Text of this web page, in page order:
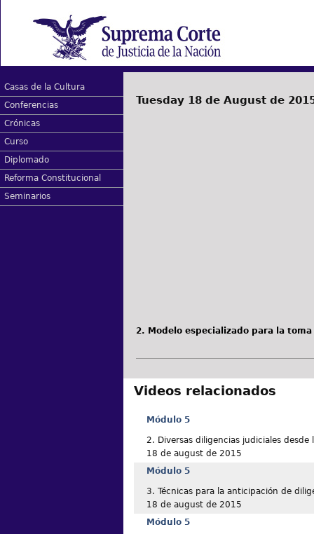
Casas de la Cultura
Conferencias
Crónicas
Curso
Diplomado
Reforma Constitucional
Seminarios
Tuesday 18 de August de
2. Modelo especializado para la
Videos relacionados
Módulo 5
2. Diversas diligencias judiciales desde
18 de august de 2015
Módulo 5
3. Técnicas para la anticipación de
18 de august de 2015
Módulo 5